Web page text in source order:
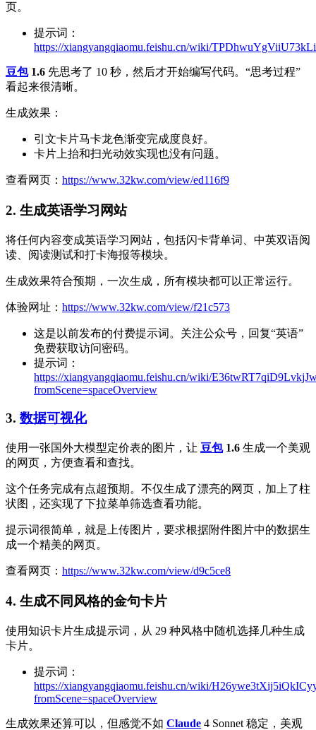
页。
提示词：
https://xiangyangqiaomu.feishu.cn/wiki/
豆包1.6 先思考了 10 秒，然后才开始编写代码。“思考过程”
看起来很清晰。
生成效果：
引文卡片马卡龙色渐变完成度良好。
卡片上抬和扫光动效实现也没有问题。
查看网页： https://www.32kw.com/view/ed116f9
2. 生成英语学习网站
将任何内容变成英语学习网站，包括闪卡背单词、中英双语阅
读、阅读测试和打卡海报等模块。
生成效果符合预期，一次生成，所有模块都可以正常运行。
体验网址： https://www.32kw.com/view/f21c573
这是以前发布的付费提示词。关注公众号，回复“英语”
免费获取访问密码。
提示词：
https://xiangyangqiaomu.feishu.cn/wiki/
fromScene=spaceOverview
3. 数据可视化
使用一张国外大模型定价表的图片，让 豆包1.6 生成一个美观
的网页，方便查看和查找。
这个任务完成有点超预期。不仅生成了漂亮的网页，加上了柱
状图，还实现了下拉菜单筛选查看功能。
提示词很简单，就是上传图片，要求根据附件图片中的数据生
成一个精美的网页。
查看网页： https://www.32kw.com/view/d9c5ce8
4. 生成不同风格的金句卡片
使用知识卡片生成提示词，从 29 种风格中随机选择几种生成
卡片。
提示词：
https://xiangyangqiaomu.feishu.cn/wiki/
fromScene=spaceOverview
生成效果还算可以，但感觉不如 Claude 4 Sonnet 稳定，美观